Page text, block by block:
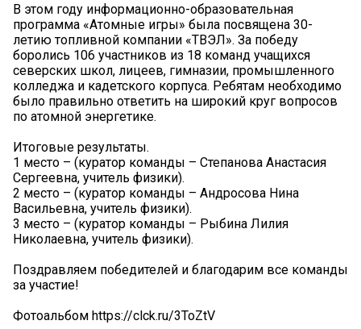
В этом году информационно-образовательная
программа «Атомные игры» была посвящена 30-
летию топливной компании «ТВЭЛ». За победу
боролись 106 участников из 18 команд учащихся
северских школ, лицеев, гимназии, промышленного
колледжа и кадетского корпуса. Ребятам необходимо
было правильно ответить на широкий круг вопросов
по атомной энергетике.
Итоговые результаты.
1 место – (куратор команды – Степанова Анастасия
Сергеевна, учитель физики).
2 место – (куратор команды – Андросова Нина
Васильевна, учитель физики).
3 место – (куратор команды – Рыбина Лилия
Николаевна, учитель физики).
Поздравляем победителей и благодарим все команды
за участие!
Фотоальбом https://clck.ru/3ToZtV